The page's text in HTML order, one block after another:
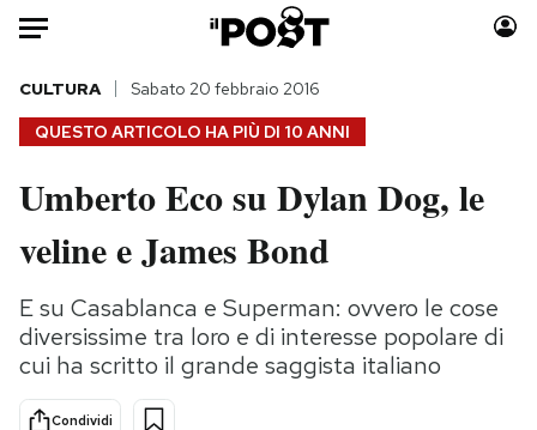
Auto
HOME
Italia
Politica
Tecnologia
Internet
Scienza
Cultura
Moda
Consumismi
Storie/Idee
Ok Boomer!
Media
QUESTO ARTICOLO HA PIÙ DI 10 ANNI
CULTURA Sabato 20 febbraio 2016
Umberto Eco su Dylan Dog, le
veline e James Bond
E su Casablanca e Superman: ovvero le cose
diversissime tra loro e di interesse popolare di
cui ha scritto il grande saggista italiano
Condividi